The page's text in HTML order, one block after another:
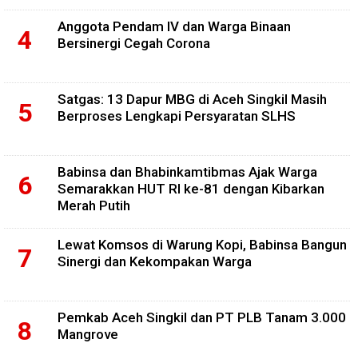
Anggota Pendam IV dan Warga Binaan
Bersinergi Cegah Corona
Satgas: 13 Dapur MBG di Aceh Singkil Masih
Berproses Lengkapi Persyaratan SLHS
Babinsa dan Bhabinkamtibmas Ajak Warga
Semarakkan HUT RI ke-81 dengan Kibarkan
Merah Putih
Lewat Komsos di Warung Kopi, Babinsa Bangun
Sinergi dan Kekompakan Warga
Pemkab Aceh Singkil dan PT PLB Tanam 3.000
Mangrove